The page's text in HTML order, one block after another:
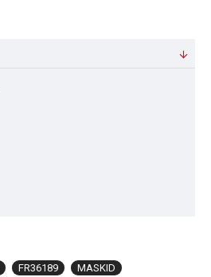
FR36189 MASKID